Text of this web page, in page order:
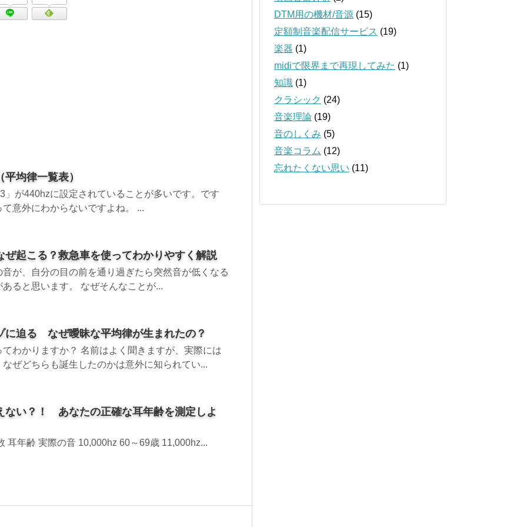
均律一覧表）
」が440hzに設定されていることが多いです。です
意外にわからないですよね。 ...
ぜ起こる？救急車を使ってわかりやすく解説
が、自分の目の前を通り過ぎたら突然音が低くなる
ると思います。 なぜそんなことが...
に迫る なぜ曖昧な平均律が生まれたの？
わかりますか？ 名前はよく聞きますが、実際には
ぜどちらも誕生したのかは意外に知られてい...
ない？！ あなたの正確な耳年齢を測定しよ
耳年齢 実際の音 10,000hz 60～69歳 11,000hz...
DTM用の機材/音源 (15)
定額制音楽配信サービス (19)
楽器 (1)
midiで限界まで再現してみた (1)
知識 (1)
クラシック (24)
音楽理論 (19)
音のしくみ (5)
音楽コラム (12)
忘れたくない思い (11)